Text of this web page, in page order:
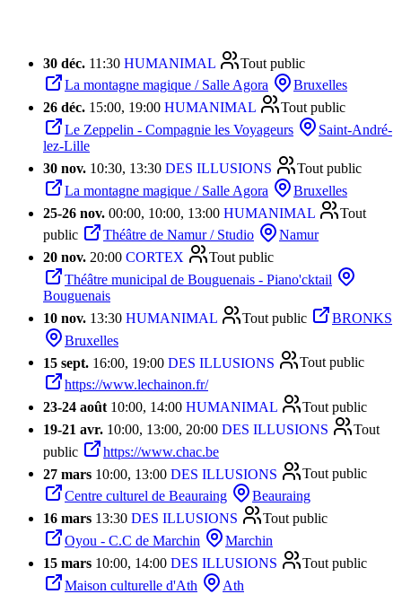
30 déc. 11:30 HUMANIMAL
Tout public
La montagne magique / Salle Agora
Bruxelles
26 déc. 15:00, 19:00 HUMANIMAL
Tout public
Le Zeppelin - Compagnie les Voyageurs
Saint-André-
lez-Lille
30 nov. 10:30, 13:30 DES ILLUSIONS
Tout public
La montagne magique / Salle Agora
Bruxelles
25-26 nov. 00:00, 10:00, 13:00 HUMANIMAL
Tout
public
Théâtre de Namur / Studio
Namur
20 nov. 20:00 CORTEX
Tout public
Théâtre municipal de Bouguenais - Piano'cktail
Bouguenais
10 nov. 13:30 HUMANIMAL Tout public
BRONKS
Bruxelles
15 sept. 16:00, 19:00 DES ILLUSIONS
Tout public
https://www.lechainon.fr/
23-24 août 10:00, 14:00 HUMANIMAL
Tout public
19-21 avr. 10:00, 13:00, 20:00 DES ILLUSIONS
Tout
public
https://www.chac.be
27 mars 10:00, 13:00 DES ILLUSIONS
Tout public
Centre culturel de Beauraing
Beauraing
16 mars 13:30 DES ILLUSIONS
Tout public
Oyou - C.C de Marchin
Marchin
15 mars 10:00, 14:00 DES ILLUSIONS
Tout public
Maison culturelle d'Ath
Ath